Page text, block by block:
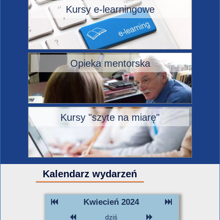
Kursy e-learningowe
Opieka mentorska
Kursy "szyte na miarę"
Kalendarz wydarzeń
Kwiecień 2024
dziś